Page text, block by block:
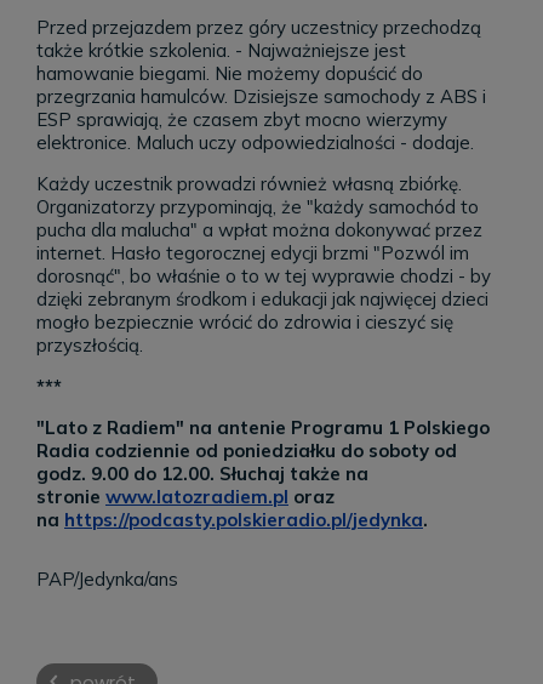
Przed przejazdem przez góry uczestnicy przechodzą
także krótkie szkolenia. - Najważniejsze jest
hamowanie biegami. Nie możemy dopuścić do
przegrzania hamulców. Dzisiejsze samochody z ABS i
ESP sprawiają, że czasem zbyt mocno wierzymy
elektronice. Maluch uczy odpowiedzialności - dodaje.
Każdy uczestnik prowadzi również własną zbiórkę.
Organizatorzy przypominają, że "każdy samochód to
pucha dla malucha" a wpłat można dokonywać przez
internet. Hasło tegorocznej edycji brzmi "Pozwól im
dorosnąć", bo właśnie o to w tej wyprawie chodzi - by
dzięki zebranym środkom i edukacji jak najwięcej dzieci
mogło bezpiecznie wrócić do zdrowia i cieszyć się
przyszłością.
***
"Lato z Radiem" na antenie Programu 1 Polskiego
Radia codziennie od poniedziałku do soboty od
godz. 9.00 do 12.00. Słuchaj także na
stronie www.latozradiem.pl oraz
na https://podcasty.polskieradio.pl/jedynka.
PAP/Jedynka/ans